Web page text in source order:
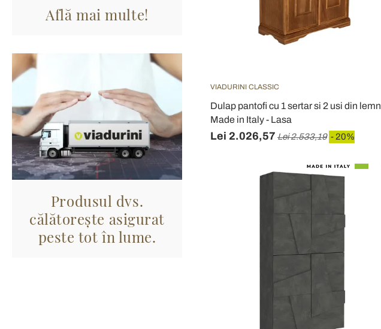
Află mai multe!
Produsul dvs.
călătorește asigurat
peste tot în lume.
VIADURINI CLASSIC
Dulap pantofi cu 1 sertar si 2 usi din lemn
Made in Italy - Lasa
Lei 2.026,57 Lei 2.533,19 - 20%